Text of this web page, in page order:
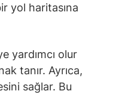
yol haritasına
yardımcı olur
tanır. Ayrıca,
sağlar. Bu